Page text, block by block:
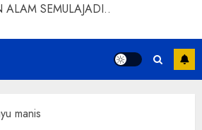
ALAM SEMULAJADI..
manis